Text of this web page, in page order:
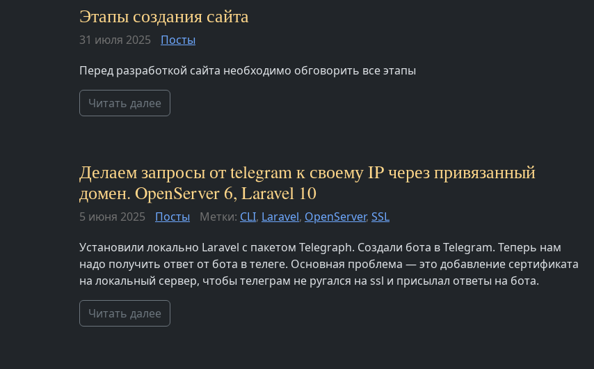
Этапы создания сайта
31 июля 2025
Посты
Перед разработкой сайта необходимо обговорить все этапы
Читать далее
Делаем запросы от telegram к своему IP через привязанный
домен. OpenServer 6, Laravel 10
5 июня 2025 Посты Метки: CLI, Laravel, OpenServer, SSL
Установили локально Laravel с пакетом Telegraph. Создали бота в Telegram. Теперь нам
надо получить ответ от бота в телеге. Основная проблема — это добавление сертификата
на локальный сервер, чтобы телеграм не ругался на ssl и присылал ответы на бота.
Читать далее